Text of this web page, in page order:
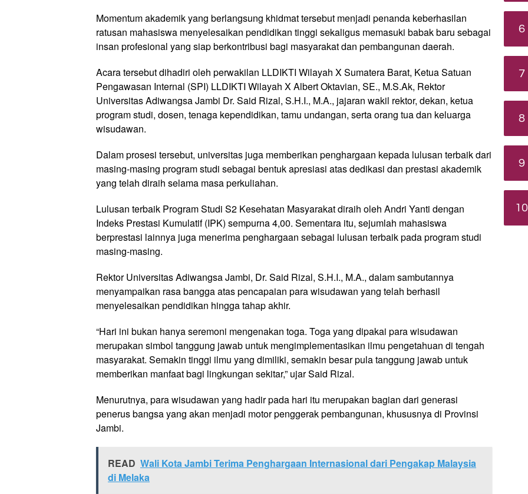
Momentum akademik yang berlangsung khidmat tersebut menjadi penanda keberhasilan
ratusan mahasiswa menyelesaikan pendidikan tinggi sekaligus memasuki babak baru sebagai
insan profesional yang siap berkontribusi bagi masyarakat dan pembangunan daerah.
Acara tersebut dihadiri oleh perwakilan LLDIKTI Wilayah X Sumatera Barat, Ketua Satuan
Pengawasan Internal (SPI) LLDIKTI Wilayah X Albert Oktavian, SE., M.S.Ak, Rektor
Universitas Adiwangsa Jambi Dr. Said Rizal, S.H.I., M.A., jajaran wakil rektor, dekan, ketua
program studi, dosen, tenaga kependidikan, tamu undangan, serta orang tua dan keluarga
wisudawan.
Dalam prosesi tersebut, universitas juga memberikan penghargaan kepada lulusan terbaik dari
masing-masing program studi sebagai bentuk apresiasi atas dedikasi dan prestasi akademik
yang telah diraih selama masa perkuliahan.
Lulusan terbaik Program Studi S2 Kesehatan Masyarakat diraih oleh Andri Yanti dengan
Indeks Prestasi Kumulatif (IPK) sempurna 4,00. Sementara itu, sejumlah mahasiswa
berprestasi lainnya juga menerima penghargaan sebagai lulusan terbaik pada program studi
masing-masing.
Rektor Universitas Adiwangsa Jambi, Dr. Said Rizal, S.H.I., M.A., dalam sambutannya
menyampaikan rasa bangga atas pencapaian para wisudawan yang telah berhasil
menyelesaikan pendidikan hingga tahap akhir.
“Hari ini bukan hanya seremoni mengenakan toga. Toga yang dipakai para wisudawan
merupakan simbol tanggung jawab untuk mengimplementasikan ilmu pengetahuan di tengah
masyarakat. Semakin tinggi ilmu yang dimiliki, semakin besar pula tanggung jawab untuk
memberikan manfaat bagi lingkungan sekitar,” ujar Said Rizal.
Menurutnya, para wisudawan yang hadir pada hari itu merupakan bagian dari generasi
penerus bangsa yang akan menjadi motor penggerak pembangunan, khususnya di Provinsi
Jambi.
READ Wali Kota Jambi Terima Penghargaan Internasional dari Pengakap Malaysia
di Melaka
6
7
8
9
10